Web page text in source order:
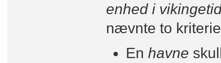
enhed i
nævnte to
En havne